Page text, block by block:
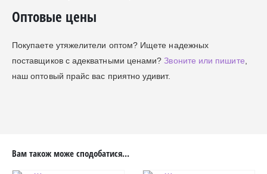
Оптовые цены
Покупаете утяжелители оптом? Ищете надежных
поставщиков с адекватными ценами?Звоните или пишите
наш оптовый прайс вас приятно удивит.
Вам також може сподобатися…